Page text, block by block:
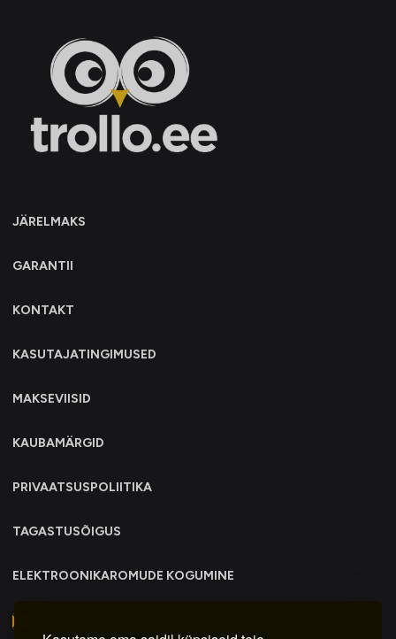
JÄRELMAKS
GARANTII
KONTAKT
KASUTAJATINGIMUSED
MAKSEVIISID
KAUBAMÄRGID
PRIVAATSUSPOLIITIKA
TAGASTUSÕIGUS
ELEKTROONIKAROMUDE KOGUMINE